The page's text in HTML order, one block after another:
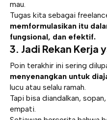
mau.
Tugas kita sebagai
memformulasikan itu
fungsional, dan efektif.
3. Jadi Rekan Kerja
Poin terakhir ini sering
menyenangkan untuk
lucu atau selalu ramah.
Tapi bisa diandalkan,
empati.